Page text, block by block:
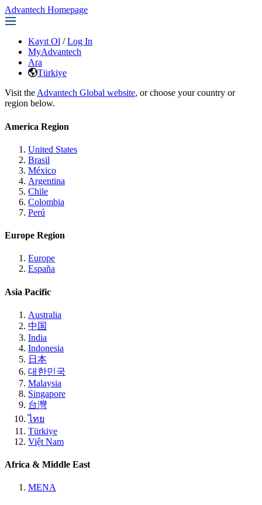
Advantech Homepage
Kayıt Ol / Log In
MyAdvantech
Ara
Türkiye
Visit the Advantech Global website, or choose your country or
region below.
America Region
United States
Brasil
México
Argentina
Chile
Colombia
Perú
Europe Region
Europe
España
Asia Pacific
Australia
中国
India
Indonesia
日本
대한민국
Malaysia
Singapore
台灣
ไทย
Türkiye
Việt Nam
Africa & Middle East
MENA